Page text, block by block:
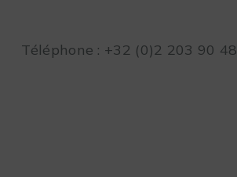
Téléphone : +32 (0)2 203 90 48